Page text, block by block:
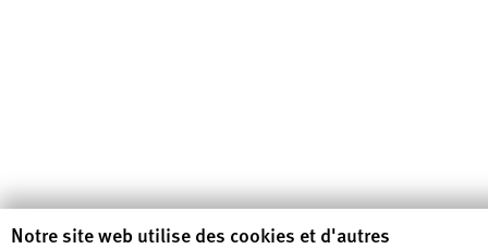
Human Rights Watch cookie preferences
Notre site web utilise des cookies et d'autres